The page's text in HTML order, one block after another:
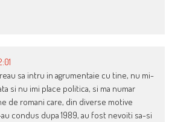
sa intru in agrumentaie cu tine, nu mi-
si nu imi place politica, si ma numar
de romani care, din diverse motive
condus dupa 1989, au fost nevoiti sa-si